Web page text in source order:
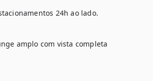
24h ao lado.
amplo com vista completa